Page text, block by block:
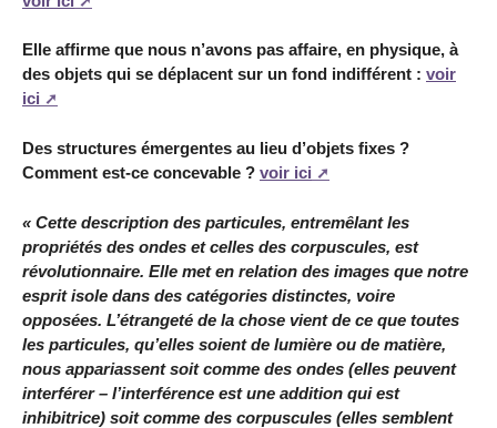
Elle affirme que nous n’avons pas affaire, en physique, à
des objets qui se déplacent sur un fond indifférent : voir
ici
Des structures émergentes au lieu d’objets fixes ?
Comment est-ce concevable ? voir ici
« Cette description des particules, entremêlant les
propriétés des ondes et celles des corpuscules, est
révolutionnaire. Elle met en relation des images que notre
esprit isole dans des catégories distinctes, voire
opposées. L’étrangeté de la chose vient de ce que toutes
les particules, qu’elles soient de lumière ou de matière,
nous appariassent soit comme des ondes (elles peuvent
interférer – l’interférence est une addition qui est
inhibitrice) soit comme des corpuscules (elles semblent